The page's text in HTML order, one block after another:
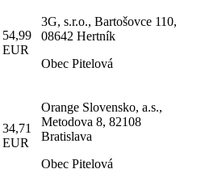
54,99
EUR
3G, s.r.o., Bartošovce 110,
08642 Hertník
Obec Pitelová
34,71
EUR
Orange Slovensko, a.s.,
Metodova 8, 82108
Bratislava
Obec Pitelová